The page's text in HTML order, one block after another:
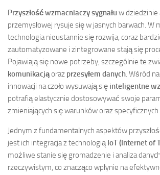
Przyszłość wzmacniaczy sygnałuw
przemysłowej rysuje się w jasnych barwach. W
technologia nieustannie się rozwija, coraz
zautomatyzowane i zintegrowane stają się
Pojawiają się nowe potrzeby, szczególnie te
komunikacjąoraz przesyłem danych. Wśród
innowacji na czoło wysuwają się inteligentne
potrafią elastycznie dostosowywać swoje
zmieniających się warunków oraz specyficznych
Jednym z fundamentalnych aspektów
jest ich integracja z technologią IoT (Internet of
możliwe stanie się gromadzenie i analiza
rzeczywistym, co znacząco wpłynie na